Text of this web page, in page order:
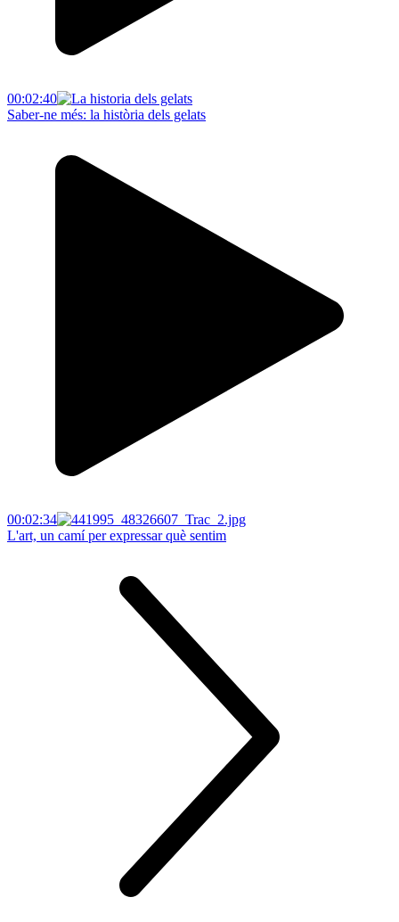
00:02:40
Saber-ne més: la història dels gelats
00:02:34
L'art, un camí per expressar què sentim